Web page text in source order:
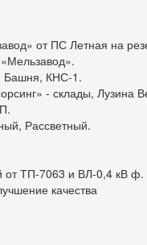
от ПС Летная на
Башня, КНС-1.
- склады, Лузина
Рассветный.
от ТП-7063 и ВЛ-0,4 кВ ф.
качества